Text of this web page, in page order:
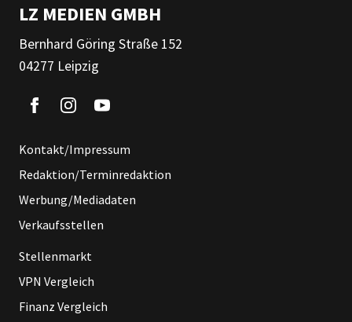
LZ MEDIEN GMBH
Bernhard Göring Straße 152
04277 Leipzig
Kontakt/Impressum
Redaktion/Terminredaktion
Werbung/Mediadaten
Verkaufsstellen
Stellenmarkt
VPN Vergleich
Finanz Vergleich